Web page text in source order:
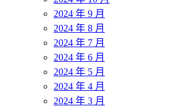
2024 年 9 月
2024 年 8 月
2024 年 7 月
2024 年 6 月
2024 年 5 月
2024 年 4 月
2024 年 3 月